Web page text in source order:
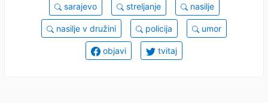
sarajevo streljanje nasilje
nasilje v družini policija umor
objavi tvitaj